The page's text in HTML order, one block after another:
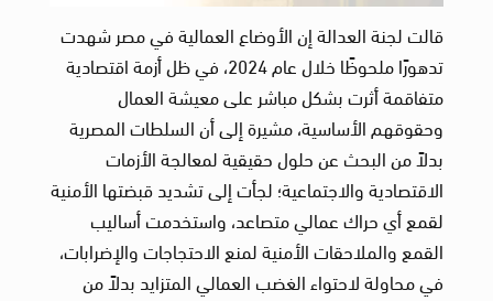
قالت لجنة العدالة إن الأوضاع العمالية في مصر شهدت
تدهورًا ملحوظًا خلال عام 2024، في ظل أزمة اقتصادية
متفاقمة أثرت بشكل مباشر على معيشة العمال
وحقوقهم الأساسية، مشيرة إلى أن السلطات المصرية
بدلاً من البحث عن حلول حقيقية لمعالجة الأزمات
الاقتصادية والاجتماعية؛ لجأت إلى تشديد قبضتها الأمنية
لقمع أي حراك عمالي متصاعد، واستخدمت أساليب
القمع والملاحقات الأمنية لمنع الاحتجاجات والإضرابات،
في محاولة لاحتواء الغضب العمالي المتزايد بدلاً من